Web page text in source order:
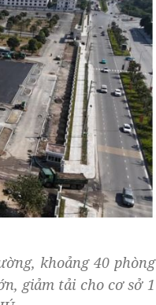
khoảng 40 phòng
giảm tải cho cơ sở 1